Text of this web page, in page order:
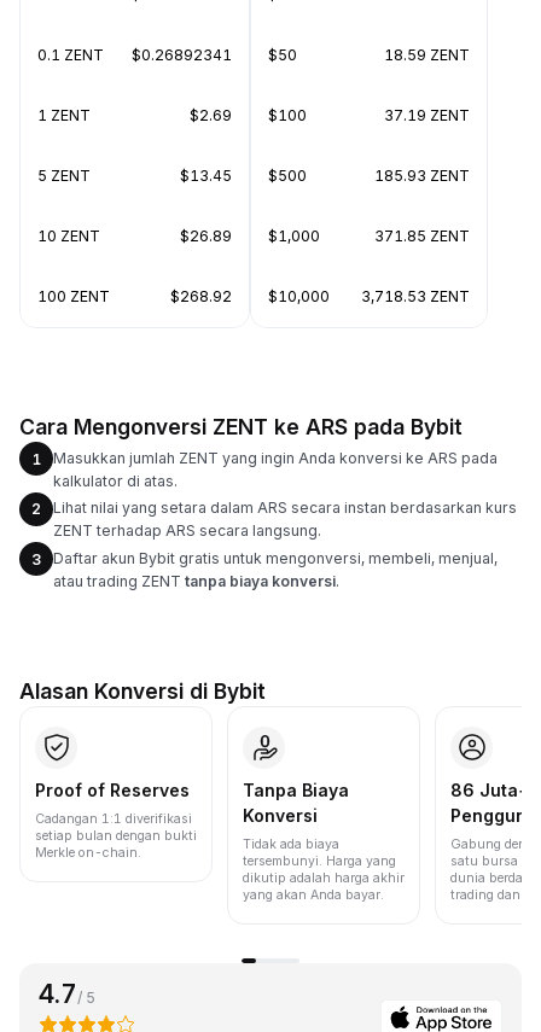
0.1 ZENT $0.26892341
1 ZENT $2.69
5 ZENT $13.45
10 ZENT $26.89
100 ZENT $268.92
$50 18.59 ZENT
$100 37.19 ZENT
$500 185.93 ZENT
$1,000 371.85 ZENT
$10,000 3,718.53 ZENT
Cara Mengonversi ZENT ke ARS pada Bybit
1
Masukkan jumlah ZENT yang ingin Anda konversi ke ARS pada
kalkulator di atas.
2
Lihat nilai yang setara dalam ARS secara instan berdasarkan kurs
ZENT terhadap ARS secara langsung.
3
Daftar akun Bybit gratis untuk mengonversi, membeli, menjual,
atau trading ZENT tanpa biaya konversi.
Alasan Konversi di Bybit
Proof of Reserves
Cadangan 1:1 diverifikasi
setiap bulan dengan bukti
Merkle on-chain.
Tanpa Biaya
Konversi
Tidak ada biaya
tersembunyi. Harga yang
dikutip adalah harga akhir
yang akan Anda bayar.
86 Juta+
Pengguna
Gabung
satu bursa
dunia
trading dan
4.7 / 5